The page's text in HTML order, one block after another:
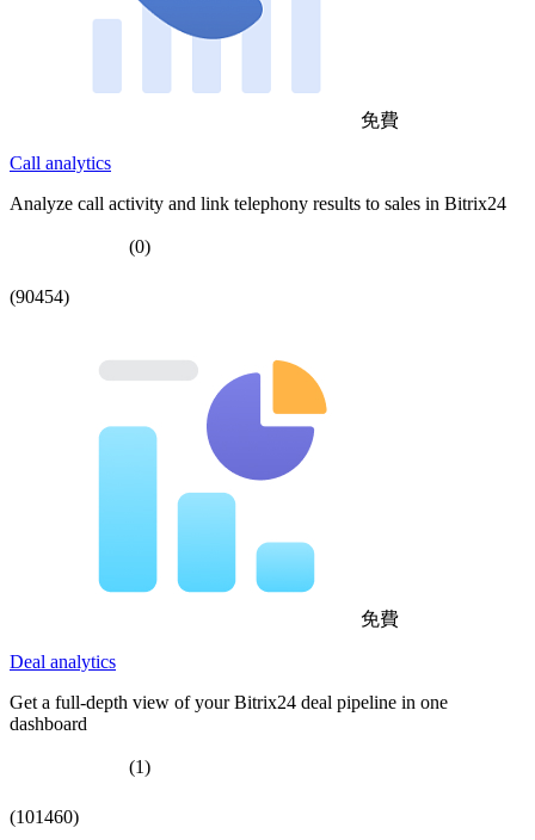
免費
Call analytics
Analyze call activity and link telephony results to sales in Bitrix24
(0)
(90454)
免費
Deal analytics
Get a full-depth view of your Bitrix24 deal pipeline in one
dashboard
(1)
(101460)